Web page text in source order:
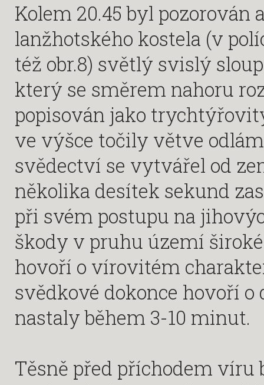
Kolem 20.45 byl pozorován
lanžhotského kostela (v
též obr.8) světlý svislý
který se směrem nahoru
popisován jako
ve výšce točily větve
svědectví se vytvářel od
několika desítek sekund
při svém postupu na
škody v pruhu území
hovoří o vírovitém
svědkové dokonce hovoří
nastaly během 3-10 minut.
Těsně před příchodem